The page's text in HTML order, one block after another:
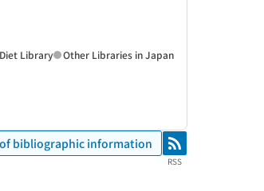
Library Other Libraries in Japan
bibliographic information RSS
RSS